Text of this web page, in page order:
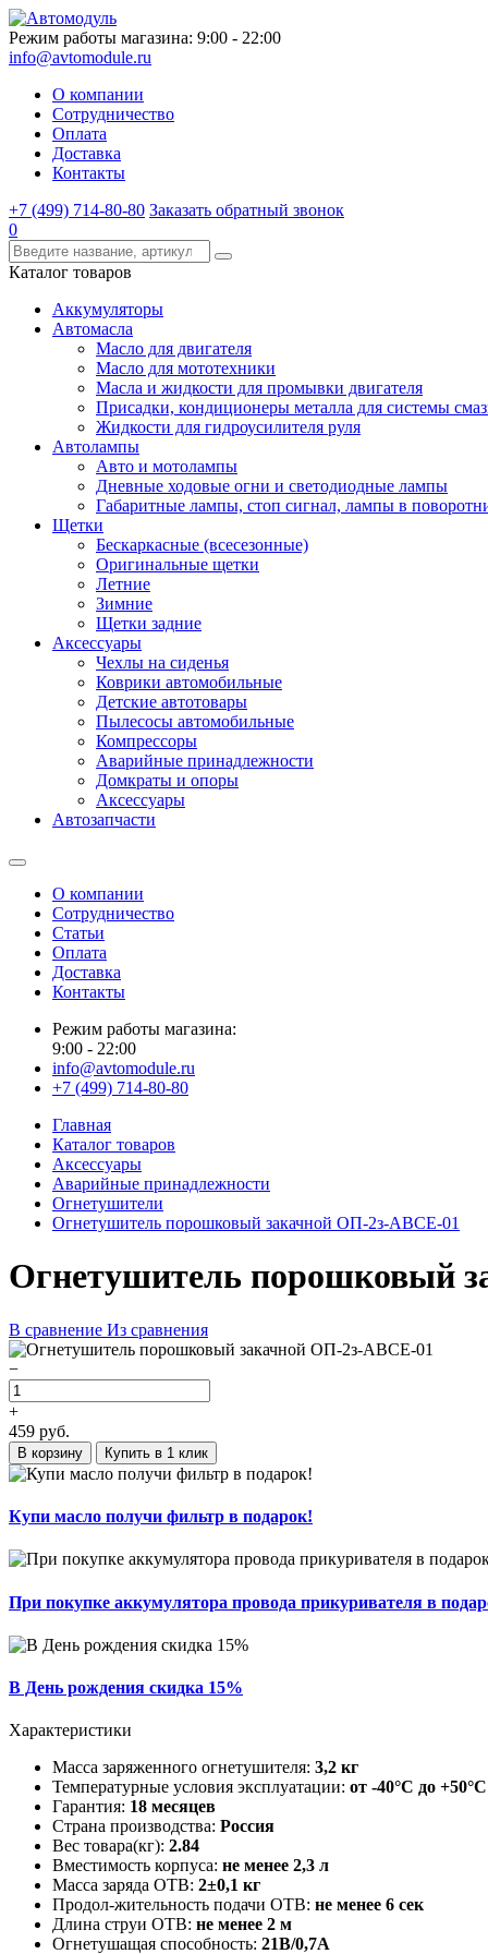
Режим работы магазина: 9:00 - 22:00
info@avtomodule.ru
О компании
Сотрудничество
Оплата
Доставка
Контакты
+7 (499) 714-80-80 Заказать обратный звонок
0
Каталог товаров
Аккумуляторы
Автомасла
Масло для двигателя
Масло для мототехники
Масла и жидкости для промывки двигателя
Присадки, кондиционеры металла для системы
Жидкости для гидроусилителя руля
Автолампы
Авто и мотолампы
Дневные ходовые огни и светодиодные лампы
Габаритные лампы, стоп сигнал, лампы в
Щетки
Бескаркасные (всесезонные)
Оригинальные щетки
Летние
Зимние
Щетки задние
Аксессуары
Чехлы на сиденья
Коврики автомобильные
Детские автотовары
Пылесосы автомобильные
Компрессоры
Аварийные принадлежности
Домкраты и опоры
Аксессуары
Автозапчасти
О компании
Сотрудничество
Статьи
Оплата
Доставка
Контакты
Режим работы магазина:
9:00 - 22:00
info@avtomodule.ru
+7 (499) 714-80-80
Главная
Каталог товаров
Аксессуары
Аварийные принадлежности
Огнетушители
Огнетушитель порошковый закачной ОП-2з-ABCE-01
Огнетушитель порошковый
В сравнение Из сравнения
−
+
459 руб.
В корзину Купить в 1 клик
Купи масло получи фильтр в подарок!
При покупке аккумулятора провода прикуривателя в
В День рождения скидка 15%
Характеристики
Масса заряженного огнетушителя: 3,2 кг
Температурные условия эксплуатации: от -40°С до +50°С
Гарантия: 18 месяцев
Страна производства: Россия
Вес товара(кг): 2.84
Вместимость корпуса: не менее 2,3 л
Масса заряда ОТВ: 2±0,1 кг
Продол-жительность подачи ОТВ: не менее 6 сек
Длина струи ОТВ: не менее 2 м
Огнетушащая способность: 21В/0,7А